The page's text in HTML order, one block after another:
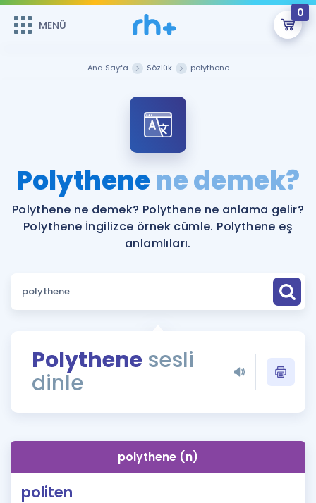
MENÜ
0
ÜYE DEĞİLİM
Sepetin Şu An Boş.
Remzi Hoca ile seni sınava hazırlayacak onlarca eğitim seni
bekliyor!
MENÜ
Katılımcı Görüşleri
Faydalı Araçlar
Sözlük
Rehberlik Aracı
ÖSYM Sınav Takvimi
İngilizce Gramer
Hakkımızda
Ana Sayfa Sözlük polythene
Polythenene demek?
Polythene ne demek? Polythene ne anlama gelir?
Polythene İngilizce örnek cümle. Polythene eş
anlamlıları.
Polythene sesli
dinle
polythene (n)
politen